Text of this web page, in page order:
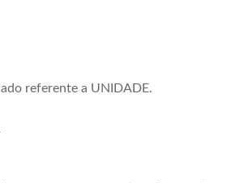
referente a UNIDADE.